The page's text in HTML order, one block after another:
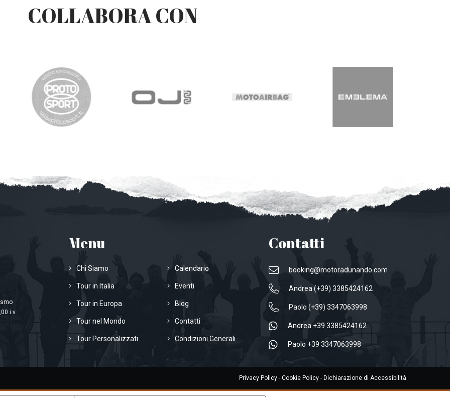
COLLABORA CON
i.v
Menu
Chi Siamo
Tour in Italia
Tour in Europa
Tour nel Mondo
Tour Personalizzati
Calendario
Eventi
Blog
Contatti
Condizioni Generali
Contatti
booking@motoradunando.com
Andrea (+39) 3385424162
Paolo (+39) 3347063998
Andrea +39 3385424162
Paolo +39 3347063998
Privacy Policy - Cookie Policy - Dichiarazione di Accessibilità